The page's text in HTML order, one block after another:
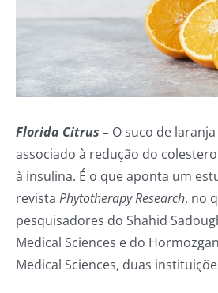
Florida Citrus – O suco de
associado à redução do
à insulina. É o que aponta um
revista Phytotherapy Research, no
pesquisadores do Shahid
Medical Sciences e do
Medical Sciences, duas